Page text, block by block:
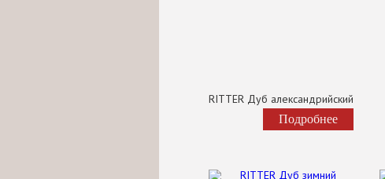
RITTER Дуб александрийский
Подробнее